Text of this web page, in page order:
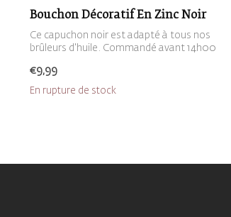
Bouchon Décoratif En Zinc Noir
Ce capuchon noir est adapté à tous nos
brûleurs d'huile. Commandé avant 14h00
€9,99
En rupture de stock